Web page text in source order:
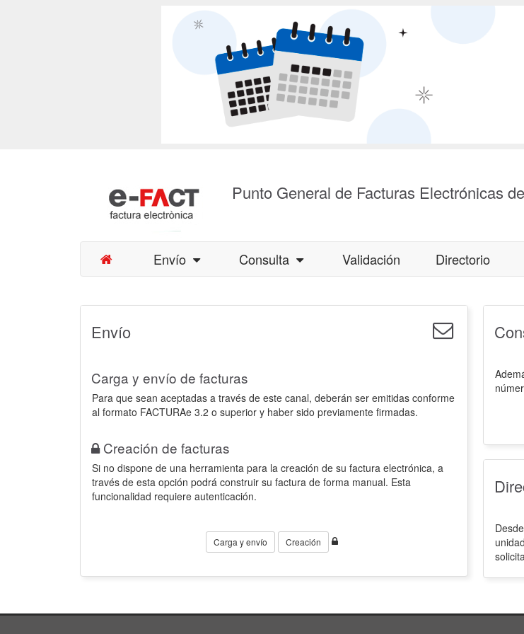
Punto General de Facturas Electrónicas
Envío Consulta Validación Directorio
Envío
Carga y envío de facturas
Para que sean aceptadas a través de este canal, deberán ser emitidas conforme
al formato FACTURAe 3.2 o superior y haber sido previamente firmadas.
Creación de facturas
Si no dispone de una herramienta para la creación de su factura electrónica, a
través de esta opción podrá construir su factura de forma manual. Esta
funcionalidad requiere autenticación.
Carga y envío Creación